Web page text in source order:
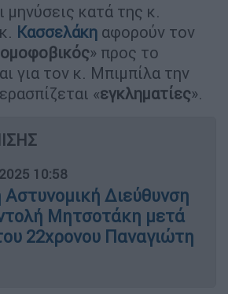
κατά της κ.
Κασσελάκη αφορούν τον
ομοφοβικός» προς το
για τον κ. Μπιμπίλα την
«εγκληματίες».
10:58
Διεύθυνση
Μητσοτάκη μετά
22χρονου Παναγιώτη